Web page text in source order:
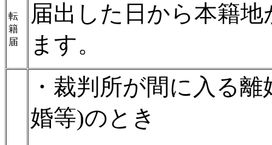
転
籍
届
届出した日から本籍地
ます。
・裁判所が間に入る
婚等)のとき